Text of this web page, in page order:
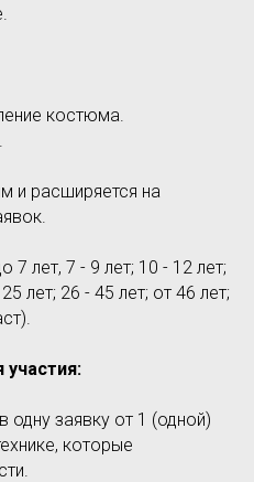
костюма.
и расширяется на
7 лет, 7 - 9 лет; 10 - 12 лет;
лет; 26 - 45 лет; от 46 лет;
участия:
одну заявку от 1 (одной)
которые